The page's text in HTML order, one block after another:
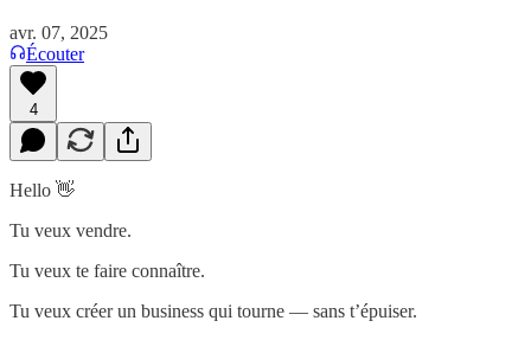
avr. 07, 2025
Écouter
4
Hello 👋
Tu veux vendre.
Tu veux te faire connaître.
Tu veux créer un business qui tourne — sans t’épuiser.